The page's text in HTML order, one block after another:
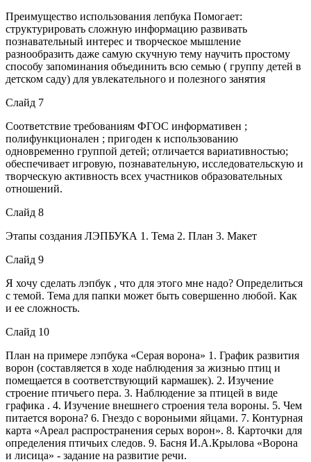
Преимущество использования лепбука Помогает:
структурировать сложную информацию развивать
познавательный интерес и творческое мышление
разнообразить даже самую скучную тему научить простому
способу запоминания объединить всю семью ( группу детей в
детском саду) для увлекательного и полезного занятия
Слайд 7
Соответствие требованиям ФГОС информативен ;
полифункционален ; пригоден к использованию
одновременно группой детей; отличается вариативностью;
обеспечивает игровую, познавательную, исследовательскую и
творческую активность всех участников образовательных
отношений.
Слайд 8
Этапы создания ЛЭПБУКА 1. Тема 2. План 3. Макет
Слайд 9
Я хочу сделать лэпбук , что для этого мне надо? Определиться
с темой. Тема для папки может быть совершенно любой. Как
и ее сложность.
Слайд 10
План на примере лэпбука «Серая ворона» 1. График развития
ворон (составляется в ходе наблюдения за жизнью птиц и
помещается в соответствующий кармашек). 2. Изучение
строение птичьего пера. 3. Наблюдение за птицей в виде
графика . 4. Изучение внешнего строения тела вороны. 5. Чем
питается ворона? 6. Гнездо с вороньими яйцами. 7. Контурная
карта «Ареал распространения серых ворон». 8. Карточки для
определения птичьих следов. 9. Басня И.А.Крылова «Ворона
и лисица» - задание на развитие речи.